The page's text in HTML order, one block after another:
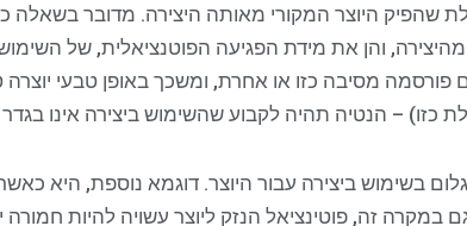
שהפיק היוצר המקורי מאותה היצירה. מדובר בשאלה
והן את מידת הפגיעה הפוטנציאלית, של השימוש
פורסמה מסיבה כזו או אחרת, ומשכך באופן טבעי
כזו) – הנטיה תהיה לקבוע שהשימוש ביצירה אינו בגדר
בשימוש ביצירה עבור היוצר. דוגמא נוספת, היא
זה, פוטינציאל הנזק ליוצר עשויה להיות